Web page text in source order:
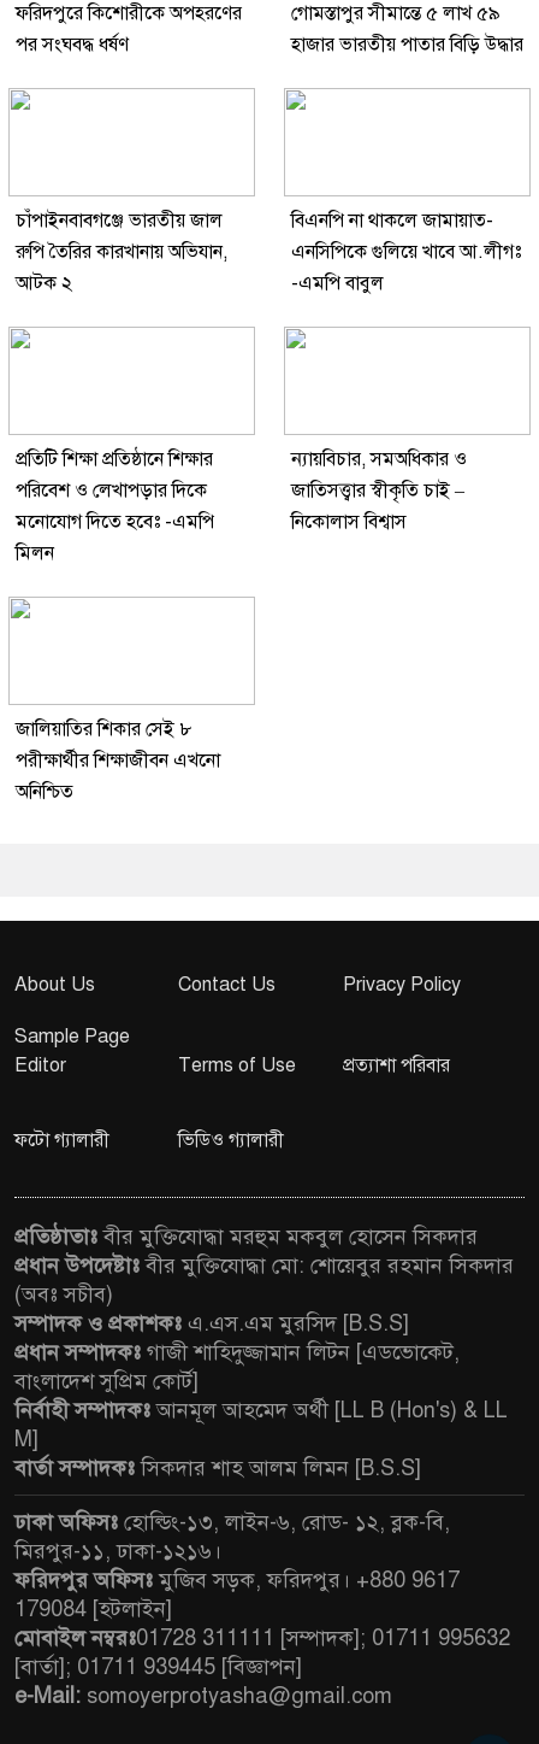
ফরিদপুরে কিশোরীকে অপহরণের
পর সংঘবদ্ধ ধর্ষণ
গোমস্তাপুর সীমান্তে ৫ লাখ ৫৯
হাজার ভারতীয় পাতার বিড়ি উদ্ধার
চাঁপাইনবাবগঞ্জে ভারতীয় জাল
রুপি তৈরির কারখানায় অভিযান,
আটক ২
বিএনপি না থাকলে জামায়াত-
এনসিপিকে গুলিয়ে খাবে আ.লীগঃ
-এমপি বাবুল
প্রতিটি শিক্ষা প্রতিষ্ঠানে শিক্ষার
পরিবেশ ও লেখাপড়ার দিকে
মনোযোগ দিতে হবেঃ -এমপি
মিলন
ন্যায়বিচার, সমঅধিকার ও
জাতিসত্ত্বার স্বীকৃতি চাই –
নিকোলাস বিশ্বাস
জালিয়াতির শিকার সেই ৮
পরীক্ষার্থীর শিক্ষাজীবন এখনো
অনিশ্চিত
About Us Contact Us Privacy Policy
Sample Page
Editor
Terms of Use প্রত্যাশা পরিবার
ফটো গ্যালারী ভিডিও গ্যালারী
প্রতিষ্ঠাতাঃবীর মুক্তিযোদ্ধা মরহুম মকবুল হোসেন সিকদার
প্রধান উপদেষ্টাঃবীর মুক্তিযোদ্ধা মো: শোয়েবুর রহমান সিকদার
(অবঃ সচীব)
সম্পাদক ও প্রকাশকঃ এ.এস.এম মুরসিদ [B.S.S]
প্রধান সম্পাদকঃ গাজী শাহিদুজ্জামান লিটন [এডভোকেট,
বাংলাদেশ সুপ্রিম কোর্ট]
নির্বাহী সম্পাদকঃআনমূল আহমেদ অর্থী [LL B (Hon's) & LL
M]
বার্তা সম্পাদকঃসিকদার শাহ আলম লিমন [B.S.S]
ঢাকা অফিসঃ হোল্ডিং-১৩, লাইন-৬, রোড- ১২, ব্লক-বি,
মিরপুর-১১, ঢাকা-১২১৬।
ফরিদপুর অফিসঃমুজিব সড়ক, ফরিদপুর। +880 9617
179084 [হটলাইন]
মোবাইল নম্বরঃ01728 311111 [সম্পাদক]; 01711 995632
[বার্তা]; 01711 939445 [বিজ্ঞাপন]
e-Mail: somoyerprotyasha@gmail.com